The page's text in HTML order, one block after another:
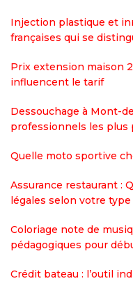
Injection plastique et
françaises qui se
Prix extension maison
influencent le tarif
Dessouchage à Mont-
professionnels les plus
Quelle moto sportive
Assurance restaurant :
légales selon votre
Coloriage note de
pédagogiques pour
Crédit bateau : l’outil